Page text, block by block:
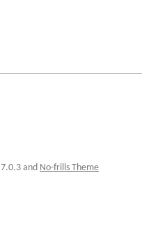
7.0.3 and No-frills Theme